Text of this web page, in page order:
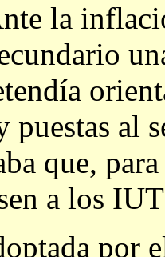
la
puestas al
que,
a los
por